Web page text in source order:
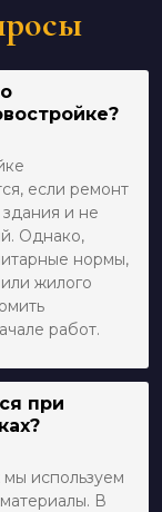
если ремонт
и не
Однако,
нормы,
жилого
работ.
при
используем
В